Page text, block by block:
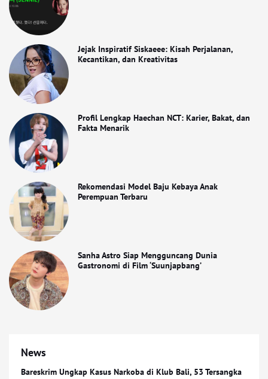
Jejak Inspiratif Siskaeee: Kisah Perjalanan,
Kecantikan, dan Kreativitas
Profil Lengkap Haechan NCT: Karier, Bakat, dan
Fakta Menarik
Rekomendasi Model Baju Kebaya Anak
Perempuan Terbaru
Sanha Astro Siap Mengguncang Dunia
Gastronomi di Film ‘Suunjapbang’
News
Bareskrim Ungkap Kasus Narkoba di Klub Bali, 53 Tersangka